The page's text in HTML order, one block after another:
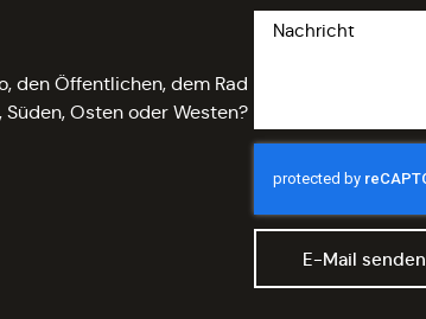
den Öffentlichen, dem Rad
Osten oder Westen?
E-Mail senden